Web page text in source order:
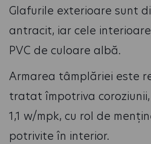
Glafurile exterioare sunt
antracit, iar cele
PVC de culoare albă.
Armarea tâmplăriei este
tratat împotriva
1,1 w/mpk, cu rol de
potrivite în interior.